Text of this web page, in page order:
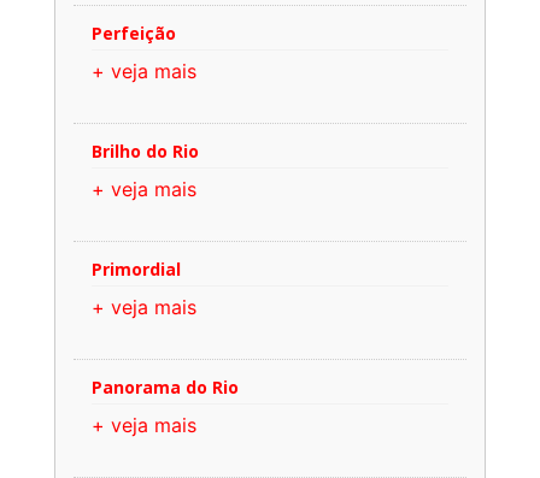
Perfeição
+ veja mais
Brilho do Rio
+ veja mais
Primordial
+ veja mais
Panorama do Rio
+ veja mais